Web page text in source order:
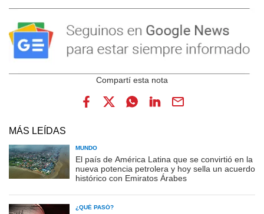
MÁS LEÍDAS
MUNDO
El país de América Latina que se convirtió en la
nueva potencia petrolera y hoy sella un acuerdo
histórico con Emiratos Árabes
¿QUÉ PASÓ?